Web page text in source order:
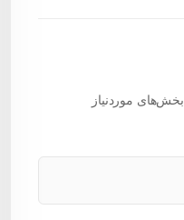
بخش‌های موردنیاز